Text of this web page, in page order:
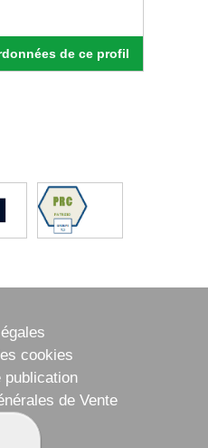
de ce profil
cookies
publication
de Vente